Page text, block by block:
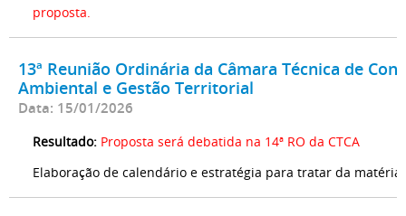
proposta.
13ª Reunião Ordinária da Câmara Técnica de
Ambiental e Gestão Territorial
Data: 15/01/2026
Resultado: Proposta será debatida na 14ª RO da CTCA
Elaboração de calendário e estratégia para tratar da matéria.